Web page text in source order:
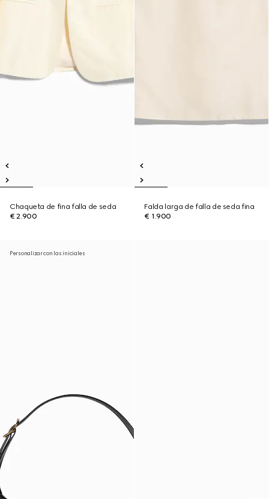
Chaqueta de fina falla de seda
€ 2.900
Falda larga de falla de seda fina
€ 1.900
Personalizar con las iniciales